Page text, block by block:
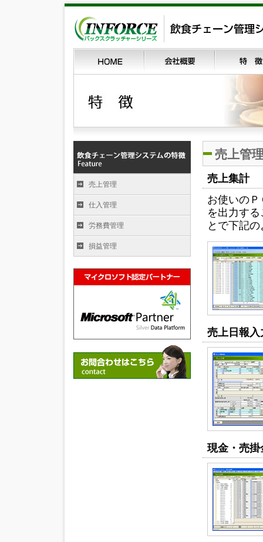
売上管理
仕入管理
労務費管理
損益管理
売上管
売上集計
お使いの
を出力す
とで下記
売上日報入
現金・売掛